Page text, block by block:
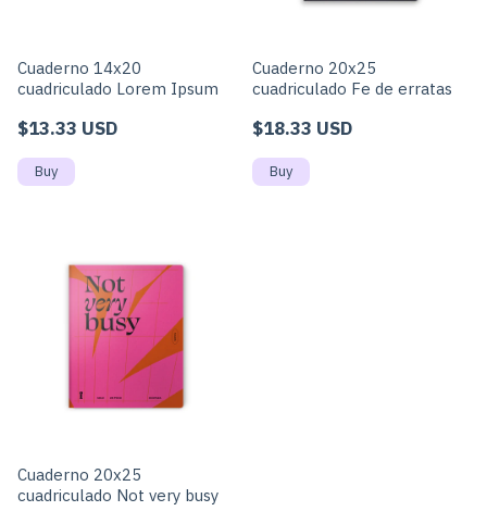
Cuaderno 14x20
cuadriculado Lorem Ipsum
$13.33 USD
Cuaderno 20x25
cuadriculado Fe de erratas
$18.33 USD
Cuaderno 20x25
cuadriculado Not very busy